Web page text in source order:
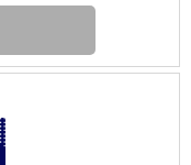
em
na
redor de
água